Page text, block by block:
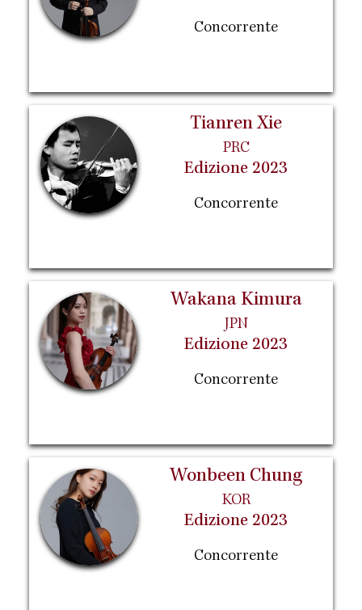
Concorrente
Tianren Xie
PRC
Edizione 2023
Concorrente
Wakana Kimura
JPN
Edizione 2023
Concorrente
Wonbeen Chung
KOR
Edizione 2023
Concorrente